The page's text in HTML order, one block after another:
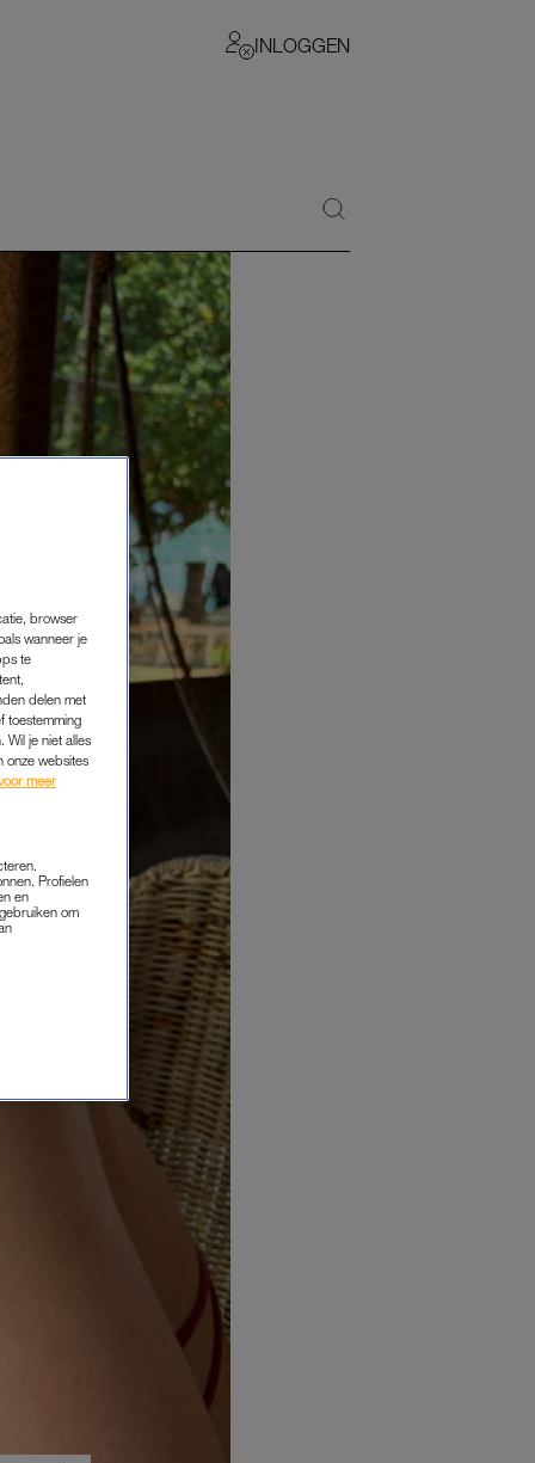
INLOGGEN
browser
wanneer je
te
delen met
toestemming
Wil je niet alles
onze websites
meer
Profielen
en
om